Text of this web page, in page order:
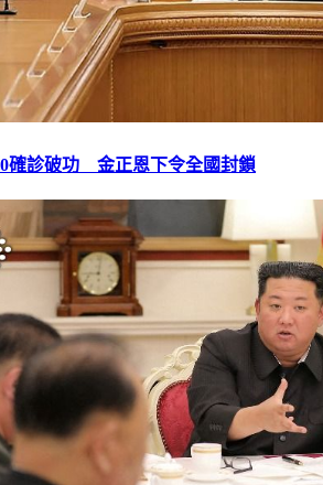
0確診破功 金正恩下令全國封鎖